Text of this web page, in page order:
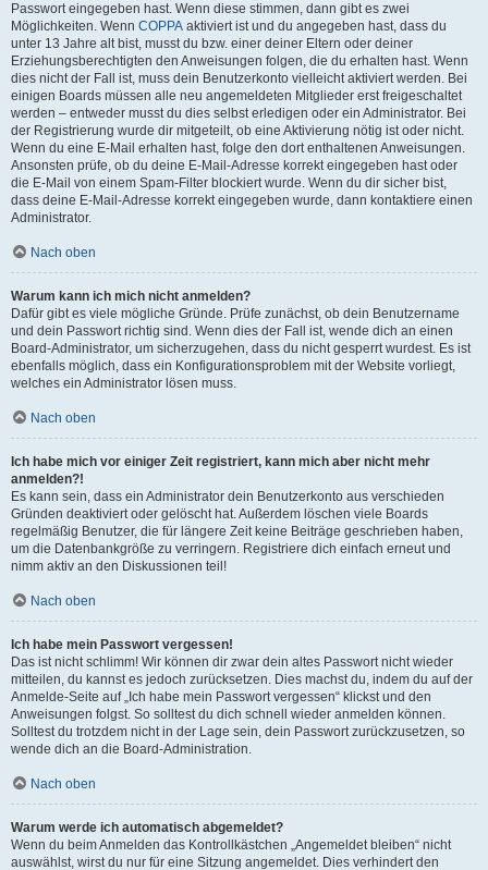
Passwort eingegeben hast. Wenn diese stimmen, dann gibt es zwei
Möglichkeiten. Wenn COPPA aktiviert ist und du angegeben hast, dass du
unter 13 Jahre alt bist, musst du bzw. einer deiner Eltern oder deiner
Erziehungsberechtigten den Anweisungen folgen, die du erhalten hast. Wenn
dies nicht der Fall ist, muss dein Benutzerkonto vielleicht aktiviert werden. Bei
einigen Boards müssen alle neu angemeldeten Mitglieder erst freigeschaltet
werden – entweder musst du dies selbst erledigen oder ein Administrator. Bei
der Registrierung wurde dir mitgeteilt, ob eine Aktivierung nötig ist oder nicht.
Wenn du eine E-Mail erhalten hast, folge den dort enthaltenen Anweisungen.
Ansonsten prüfe, ob du deine E-Mail-Adresse korrekt eingegeben hast oder
die E-Mail von einem Spam-Filter blockiert wurde. Wenn du dir sicher bist,
dass deine E-Mail-Adresse korrekt eingegeben wurde, dann kontaktiere einen
Administrator.
Nach oben
Warum kann ich mich nicht anmelden?
Dafür gibt es viele mögliche Gründe. Prüfe zunächst, ob dein Benutzername
und dein Passwort richtig sind. Wenn dies der Fall ist, wende dich an einen
Board-Administrator, um sicherzugehen, dass du nicht gesperrt wurdest. Es ist
ebenfalls möglich, dass ein Konfigurationsproblem mit der Website vorliegt,
welches ein Administrator lösen muss.
Nach oben
Ich habe mich vor einiger Zeit registriert, kann mich aber nicht mehr
anmelden?!
Es kann sein, dass ein Administrator dein Benutzerkonto aus verschieden
Gründen deaktiviert oder gelöscht hat. Außerdem löschen viele Boards
regelmäßig Benutzer, die für längere Zeit keine Beiträge geschrieben haben,
um die Datenbankgröße zu verringern. Registriere dich einfach erneut und
nimm aktiv an den Diskussionen teil!
Nach oben
Ich habe mein Passwort vergessen!
Das ist nicht schlimm! Wir können dir zwar dein altes Passwort nicht wieder
mitteilen, du kannst es jedoch zurücksetzen. Dies machst du, indem du auf der
Anmelde-Seite auf „Ich habe mein Passwort vergessen“ klickst und den
Anweisungen folgst. So solltest du dich schnell wieder anmelden können.
Solltest du trotzdem nicht in der Lage sein, dein Passwort zurückzusetzen, so
wende dich an die Board-Administration.
Nach oben
Warum werde ich automatisch abgemeldet?
Wenn du beim Anmelden das Kontrollkästchen „Angemeldet bleiben“ nicht
auswählst, wirst du nur für eine Sitzung angemeldet. Dies verhindert den